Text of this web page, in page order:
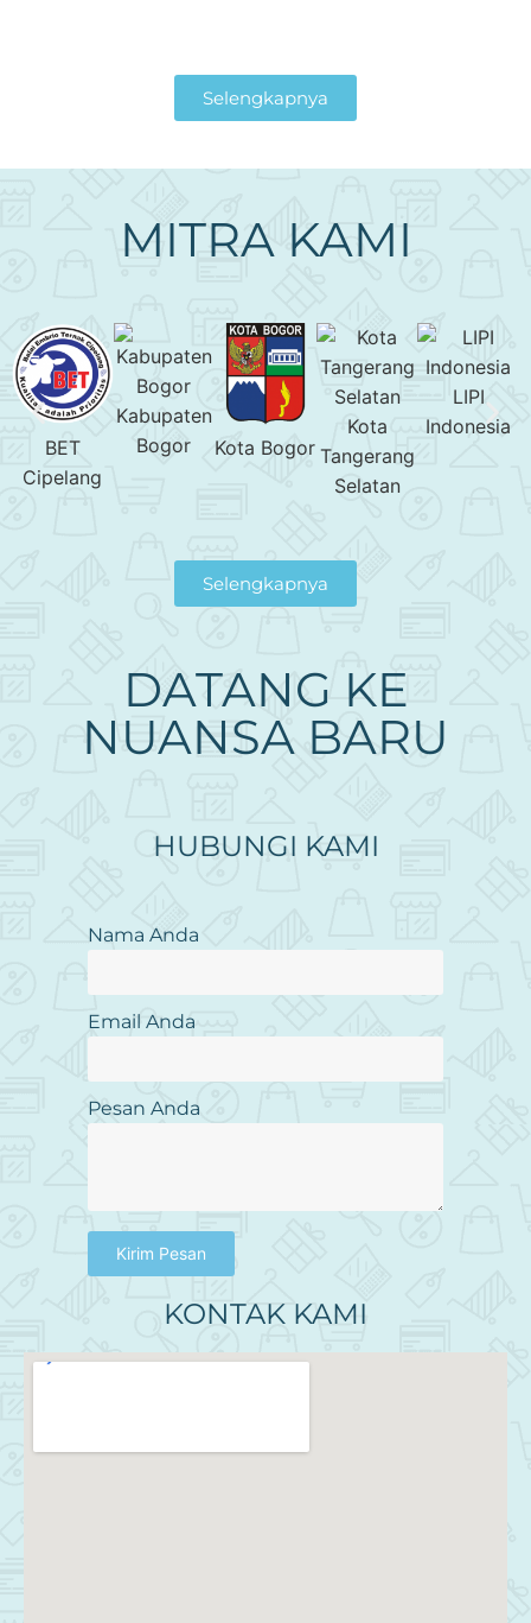
Selengkapnya
MITRA KAMI
BET
Cipelang
Kabupaten
Bogor
Kota Bogor
Kota
Tangerang
Selatan
LIPI
Indonesia
Selengkapnya
DATANG KE
NUANSA BARU
HUBUNGI KAMI
Nama Anda
Email Anda
Pesan Anda
Kirim Pesan
KONTAK KAMI